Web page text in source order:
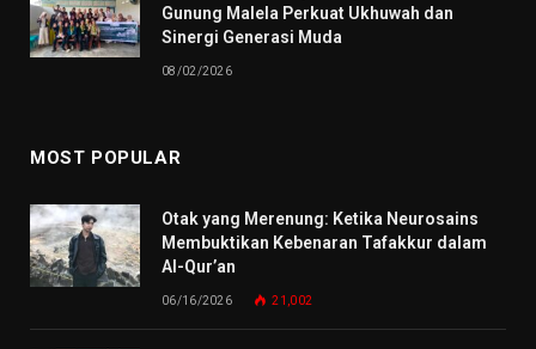
Gunung Malela Perkuat Ukhuwah dan
Sinergi Generasi Muda
08/02/2026
MOST POPULAR
Otak yang Merenung: Ketika Neurosains
Membuktikan Kebenaran Tafakkur dalam
Al-Qur’an
06/16/2026 21,002